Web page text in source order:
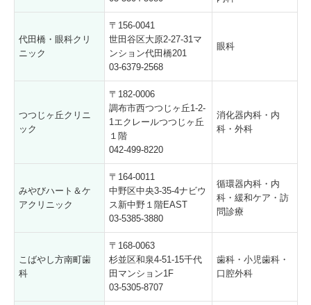
代田橋・眼科クリ
ニック
〒156-0041
世田谷区大原2-27-31マ
ンション代田橋201
03-6379-2568
眼科
つつじヶ丘クリニ
ック
〒182-0006
調布市西つつじヶ丘1-2-
1エクレールつつじヶ丘
１階
042-499-8220
消化器内科・内
科・外科
みやびハート＆ケ
アクリニック
〒164-0011
中野区中央3-35-4ナビウ
ス新中野１階EAST
03-5385-3880
循環器内科・内
科・緩和ケア・訪
問診療
こばやし方南町歯
科
〒168-0063
杉並区和泉4-51-15千代
田マンション1F
03-5305-8707
歯科・小児歯科・
口腔外科